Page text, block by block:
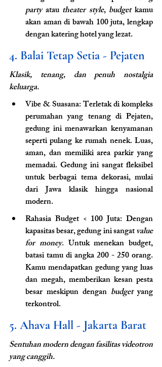
party atau theater style, budget kamu
akan aman di bawah 100 juta, lengkap
dengan katering hotel yang lezat.
4. Balai Tetap Setia - Pejaten
Klasik, tenang, dan penuh nostalgia
keluarga.
Vibe & Suasana: Terletak di kompleks
perumahan yang tenang di Pejaten,
gedung ini menawarkan kenyamanan
seperti pulang ke rumah nenek. Luas,
aman, dan memiliki area parkir yang
memadai. Gedung ini sangat fleksibel
untuk berbagai tema dekorasi, mulai
dari Jawa klasik hingga nasional
modern.
Rahasia Budget < 100 Juta: Dengan
kapasitas besar, gedung ini sangat value
for money. Untuk menekan budget,
batasi tamu di angka 200 - 250 orang.
Kamu mendapatkan gedung yang luas
dan megah, memberikan kesan pesta
besar meskipun dengan budget yang
terkontrol.
5. Ahava Hall - Jakarta Barat
Sentuhan modern dengan fasilitas videotron
yang canggih.